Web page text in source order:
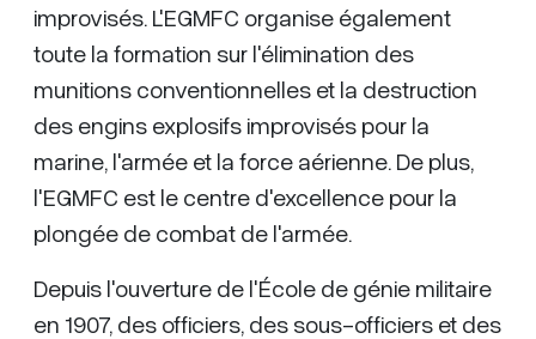
improvisés. L'EGMFC organise également
toute la formation sur l'élimination des
munitions conventionnelles et la destruction
des engins explosifs improvisés pour la
marine, l'armée et la force aérienne. De plus,
l'EGMFC est le centre d'excellence pour la
plongée de combat de l'armée.
Depuis l'ouverture de l'École de génie militaire
en 1907, des officiers, des sous-officiers et des